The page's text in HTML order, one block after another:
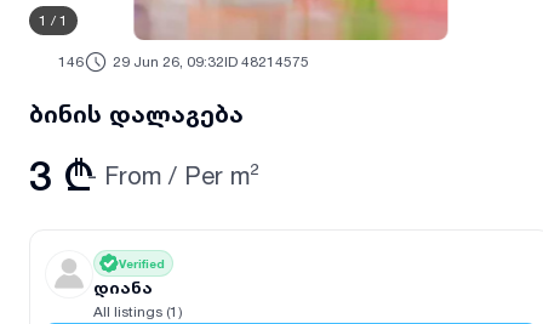
1 / 1
146 29 Jun 26, 09:32ID 48214575
ბინის დალაგება
3 ₾- From / Per m²
Verified
დიანა
All listings (1)